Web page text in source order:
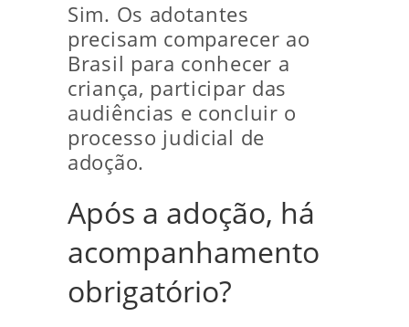
Sim. Os adotantes
precisam comparecer ao
Brasil para conhecer a
criança, participar das
audiências e concluir o
processo judicial de
adoção.
Após a adoção, há
acompanhamento
obrigatório?